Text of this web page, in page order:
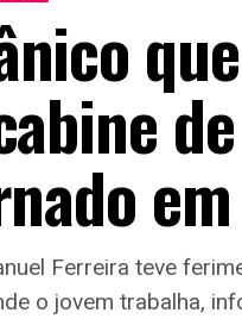
Ferreira teve
o jovem trabalha,